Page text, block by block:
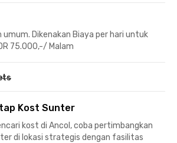
umum. Dikenakan Biaya per hari untuk
75.000,-/ Malam
Kost Sunter
kost di Ancol, coba pertimbangkan
di lokasi strategis dengan fasilitas